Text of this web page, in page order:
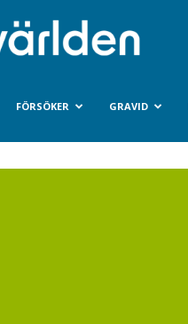
FÖRSÖKER GRAVID